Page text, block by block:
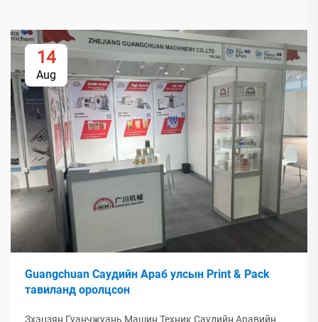
14
Aug
Guangchuan Саудийн Араб улсын Print & Pack
тавиланд оролцсон
Зхэцзян Гуанчжуань Машин Техник Саудийн Аравийн